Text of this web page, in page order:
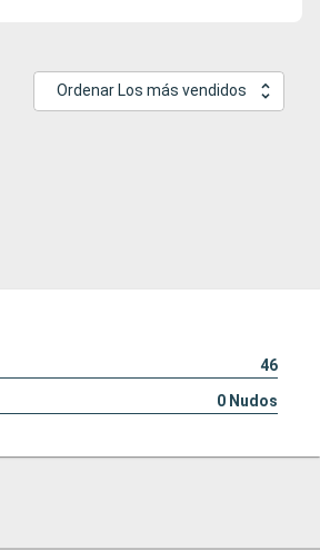
Ordenar Los más vendidos
46
0 Nudos